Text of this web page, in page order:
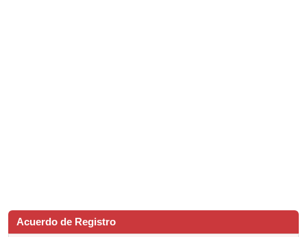
Acuerdo de Registro